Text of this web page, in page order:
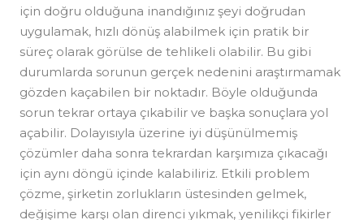
için doğru olduğuna inandığınız şeyi doğrudan
uygulamak, hızlı dönüş alabilmek için pratik bir
süreç olarak görülse de tehlikeli olabilir. Bu gibi
durumlarda sorunun gerçek nedenini araştırmamak
gözden kaçabilen bir noktadır. Böyle olduğunda
sorun tekrar ortaya çıkabilir ve başka sonuçlara yol
açabilir. Dolayısıyla üzerine iyi düşünülmemiş
çözümler daha sonra tekrardan karşımıza çıkacağı
için aynı döngü içinde kalabiliriz. Etkili problem
çözme, şirketin zorlukların üstesinden gelmek,
değişime karşı olan direnci yıkmak, yenilikçi fikirler